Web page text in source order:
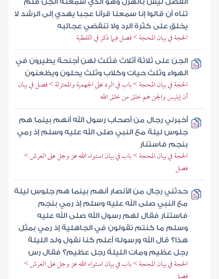
الفصل ليس بالهزل وهو الذي سمعته الجن فلم
تناه أن قالوا إنا سمعنا قرآنا عجبا يهدي إلى الرشد لا
يخلق على كثرة الرد ولا تنقضي عجائبه
الحجة في بيان المحجة > فصل فيما ذكر في اللفظية
الجن على ثلاثة أثلاث فثلث لهن أجنحة يطيرون في
الهواء وثلث حيات وكلاب وثلث يحلون ويظعنون
الحجة في بيان المحجة > باب في الرد على الجهمية والمعتزلة > فصل في بيان
أن إبليس والجن هم خلق من خلق الله
أخبرني رجال من أصحاب رسول الله أنهم بينما هم
جلوس ليلة مع النبي صلى الله عليه وسلم إذ رمي
بنجم فاستنار
الحجة في بيان المحجة > باب في بيان استواء الله عز وجل على العرش >
فصل
حدثني رجال من الأنصار أنهم بينما هم جلوس ليلة
مع النبي صلى الله عليه وسلم إذ رمي بنجم
فاستنار فقال لهم رسول الله صلى الله عليه
وسلم ما كنتم تقولون في الجاهلية إذ رمي بمثل
هذا؟ قال الله ورسوله أعلم كنا نقول ولد الليلة
رجل عظيم ومات الليلة رجل عظيم؟ فقال رس
الحجة في بيان المحجة > باب في بيان استواء الله عز وجل على العرش >